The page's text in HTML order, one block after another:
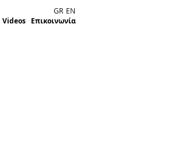
GR EN
Videos Επικοινωνία